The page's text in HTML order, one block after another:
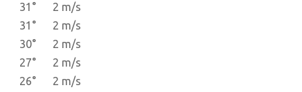
31°
2 m/s
31°
2 m/s
30°
2 m/s
27°
2 m/s
26°
2 m/s